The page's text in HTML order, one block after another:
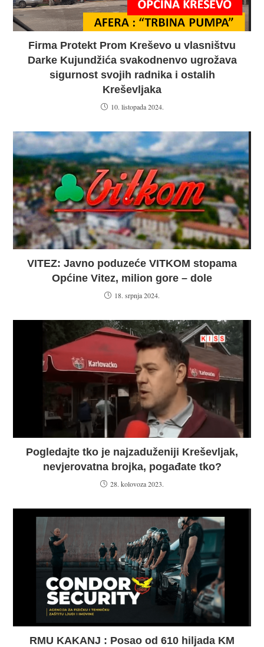
Firma Protekt Prom Kreševo u vlasništvu
Darke Kujundžića svakodnenvo ugrožava
sigurnost svojih radnika i ostalih
Kreševljaka
10. listopada 2024.
VITEZ: Javno poduzeće VITKOM stopama
Općine Vitez, milion gore – dole
18. srpnja 2024.
Pogledajte tko je najzaduženiji Kreševljak,
nevjerovatna brojka, pogađate tko?
28. kolovoza 2023.
RMU KAKANJ : Posao od 610 hiljada KM